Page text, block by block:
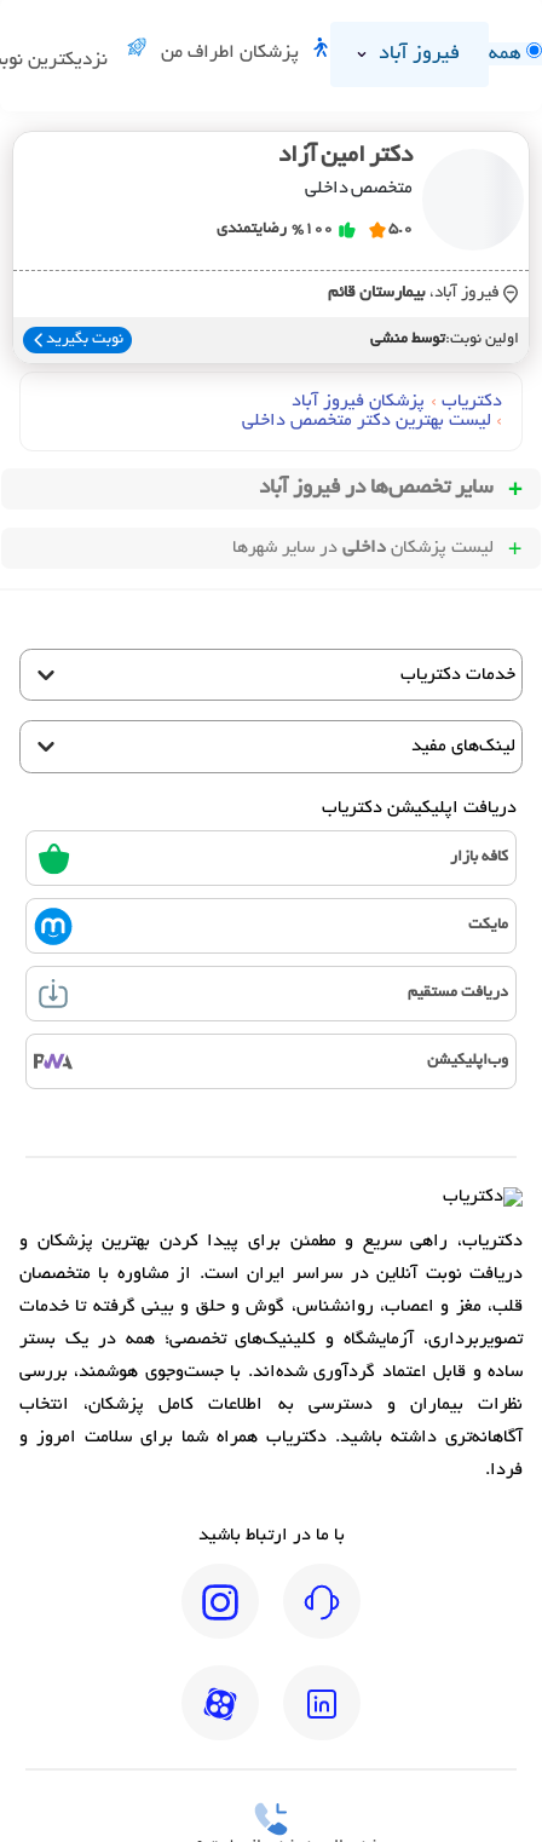
همه فیروز آباد پزشکان اطراف من نزدیکترین
دکتر امین آزاد
متخصص داخلی
5.0
%100 رضایتمندی
فیروز آباد، بيمارستان قائم
اولین نوبت:توسط منشی نوبت بگیرید
دکتریاب › پزشکان فیروز آباد
› لیست بهترین دکتر متخصص داخلی
سایر تخصص‌ها در فیروز آباد
لیست پزشکان داخلی در سایر شهرها
خدمات دکتریاب
لینک‌های مفید
دریافت اپلیکیشن دکتریاب
کافه بازار
مایکت
دریافت مستقیم
وب‌اپلیکیشن
دکتریاب، راهی سریع و مطمئن برای پیدا کردن بهترین پزشکان و
دریافت نوبت آنلاین در سراسر ایران است. از مشاوره با متخصصان
قلب، مغز و اعصاب، روانشناس، گوش و حلق و بینی گرفته تا خدمات
تصویربرداری، آزمایشگاه و کلینیک‌های تخصصی؛ همه در یک بستر
ساده و قابل اعتماد گردآوری شده‌اند. با جست‌وجوی هوشمند، بررسی
نظرات بیماران و دسترسی به اطلاعات کامل پزشکان، انتخاب
آگاهانه‌تری داشته باشید. دکتریاب همراه شما برای سلامت امروز و
فردا.
با ما در ارتباط باشید